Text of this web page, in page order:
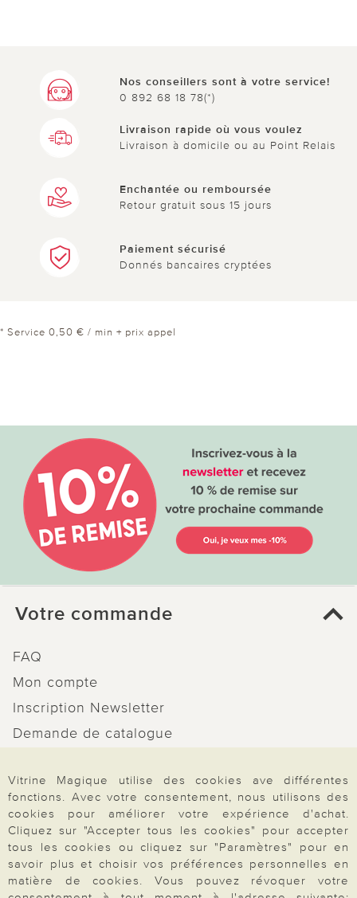
Nos conseillers sont à votre service!
0 892 68 18 78(*)
Livraison rapide où vous voulez
Livraison à domicile ou au Point Relais
Enchantée ou remboursée
Retour gratuit sous 15 jours
Paiement sécurisé
Donnés bancaires cryptées
* Service 0,50 € / min + prix appel
Votre commande
FAQ
Mon compte
Inscription Newsletter
Demande de catalogue
Droit de rétractation
Rétractation
Vitrine Magique utilise des cookies ave différentes
fonctions. Avec votre consentement, nous utilisons des
cookies pour améliorer votre expérience d'achat.
Cliquez sur "Accepter tous les cookies" pour accepter
tous les cookies ou cliquez sur "Paramètres" pour en
savoir plus et choisir vos préférences personnelles en
matière de cookies. Vous pouvez révoquer votre